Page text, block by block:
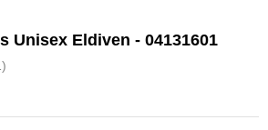
Unisex Eldiven - 04131601